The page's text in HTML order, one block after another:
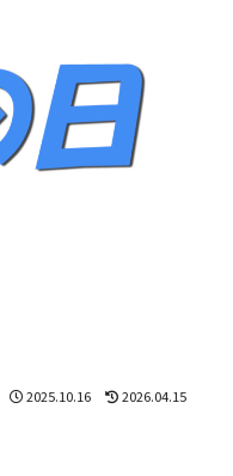
2025.10.16 2026.04.15